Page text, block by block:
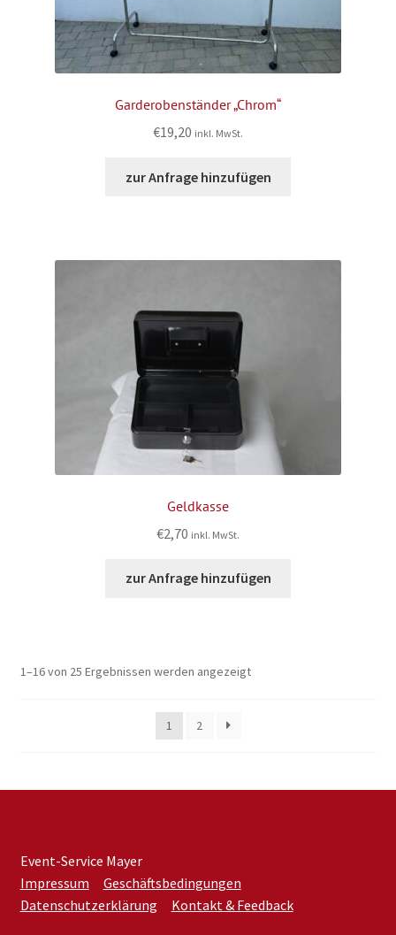
Garderobenständer „Chrom“
€19,20 inkl. MwSt.
zur Anfrage hinzufügen
Geldkasse
€2,70 inkl. MwSt.
zur Anfrage hinzufügen
1–16 von 25 Ergebnissen werden angezeigt
1 2
Event-Service Mayer
Impressum
Geschäftsbedingungen
Datenschutzerklärung
Kontakt & Feedback